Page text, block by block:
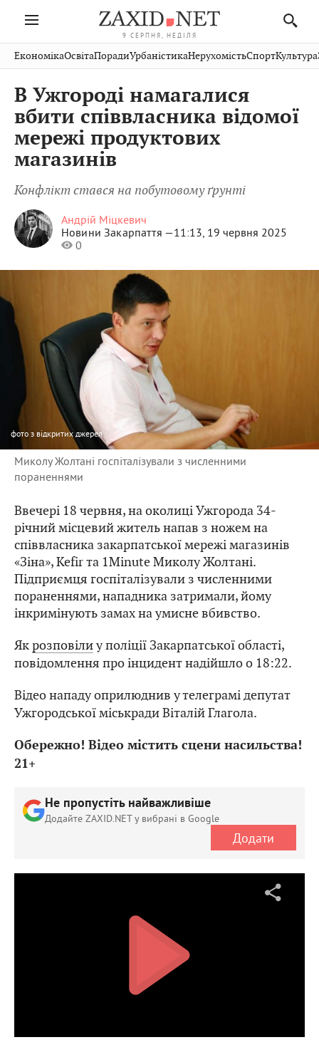
9 СЕРПНЯ, НЕДІЛЯ
Івано-
Франківськ
Волинь
Закарпаття
Рівне
Чернівці
Шептицький
Стрий
Хмельницький
Публікації
Авто СловкоКультура
Кіно Дім СпортКраєзнавство
ФотоОсвітаНерухомість
Домашні
ЕкономікаОсвітаПорадиУрбаністикаНерухомістьСпортКультура
В Ужгороді намагалися
вбити співвласника відомої
мережі продуктових
магазинів
Конфлікт стався на побутовому ґрунті
Андрій Міцкевич
Новини Закарпаття —11:13, 19 червня 2025
0
фото з відкритих джерел
Миколу Жолтані госпіталізували з численними
пораненнями
Ввечері 18 червня, на околиці Ужгорода 34-
річний місцевий житель напав з ножем на
співвласника закарпатської мережі магазинів
«Зіна», Kefir та 1Minute Миколу Жолтані.
Підприємця госпіталізували з численними
пораненнями, нападника затримали, йому
інкримінують замах на умисне вбивство.
Якрозповілиу поліції Закарпатської області,
повідомлення про інцидент надійшло о 18:22.
Відео нападу оприлюднив у телеграмі депутат
Ужгородської міськради Віталій Глагола.
Обережно! Відео містить сцени насильства!
21+
Не пропустіть найважливіше
Додайте ZAXID.NET у вибрані в Google
Додати